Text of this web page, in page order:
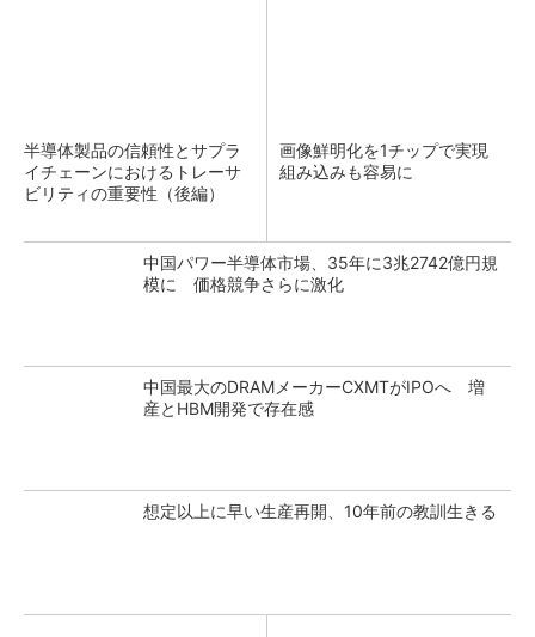
半導体製品の信頼性とサプラ
イチェーンにおけるトレーサ
ビリティの重要性（後編）
画像鮮明化を1チップで実現
組み込みも容易に
中国パワー半導体市場、35年に3兆2742億円規
模に 価格競争さらに激化
中国最大のDRAMメーカーCXMTがIPOへ 増
産とHBM開発で存在感
想定以上に早い生産再開、10年前の教訓生きる